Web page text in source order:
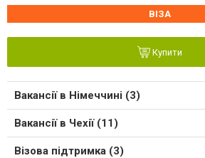
ВІЗА
Купити
Вакансії в Німеччині (3)
Вакансії в Чехії (11)
Візова підтримка (3)